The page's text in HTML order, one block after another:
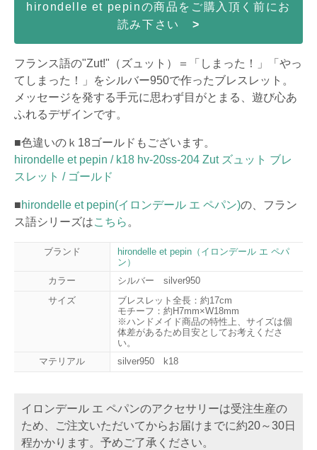
hirondelle et pepinの商品をご購入頂く前にお
読み下さい >
フランス語の"Zut!"（ズュット）＝「しまった！」「やっ
てしまった！」をシルバー950で作ったブレスレット。
メッセージを発する手元に思わず目がとまる、遊び心あ
ふれるデザインです。
■色違いのｋ18ゴールドもございます。
hirondelle et pepin / k18 hv-20ss-204 Zut ズュット ブレ
スレット / ゴールド
■hirondelle et pepin(イロンデール エ ペパン)の、フラン
ス語シリーズはこちら。
ブランド
hirondelle et pepin（イロンデール エ ペパ
ン）
カラー
シルバー silver950
サイズ
ブレスレット全長：約17cm
モチーフ：約H7mm×W18mm
※ハンドメイド商品の特性上、サイズは個
体差があるため目安としてお考えくださ
い。
マテリアル
silver950 k18
イロンデール エ ペパンのアクセサリーは受注生産の
ため、ご注文いただいてからお届けまでに約20～30日
程かかります。予めご了承ください。